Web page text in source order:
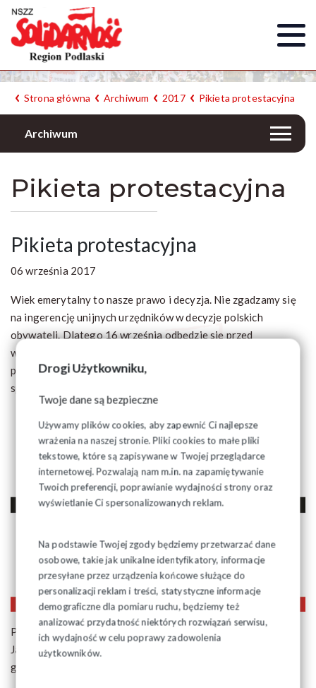
Drogi Użytkowniku,
Twoje dane są bezpieczne
Używamy plików cookies, aby zapewnić Ci najlepsze
wrażenia na naszej stronie. Pliki cookies to małe pliki
tekstowe, które są zapisywane w Twojej przeglądarce
internetowej. Pozwalają nam m.in. na zapamiętywanie
Twoich preferencji, poprawianie wydajności strony oraz
wyświetlanie Ci spersonalizowanych reklam.
Na podstawie Twojej zgody będziemy przetwarzać dane
osobowe, takie jak unikalne identyfikatory, informacje
przesyłane przez urządzenia końcowe służące do
personalizacji reklam i treści, statystyczne informacje
demograficzne dla pomiaru ruchu, będziemy też
analizować przydatność niektórych rozwiązań serwisu,
ich wydajność w celu poprawy zadowolenia
użytkowników.
Strona główna Archiwum 2017 Pikieta protestacyjna
Archiwum
Pikieta protestacyjna
Pikieta protestacyjna
06 września 2017
Wiek emerytalny to nasze prawo i decyzja. Nie zgadzamy się
na ingerencję unijnych urzędników w decyzje polskich
obywateli. Dlatego 16 września odbędzie się przed
warszawską siedzibą Komisji Europejskiej pikieta
protestacyjna, przeciwko działaniom unijnych urzędników w
sprawie polskiego wieku emerytalnego.
Pikieta odbędzie się w Warszawie przed siedzibą KE przy ul.
Jasnej 14-16 (na rogu ul. Jasnej i Świętokrzyskiej). Początek
godz. 12.00.